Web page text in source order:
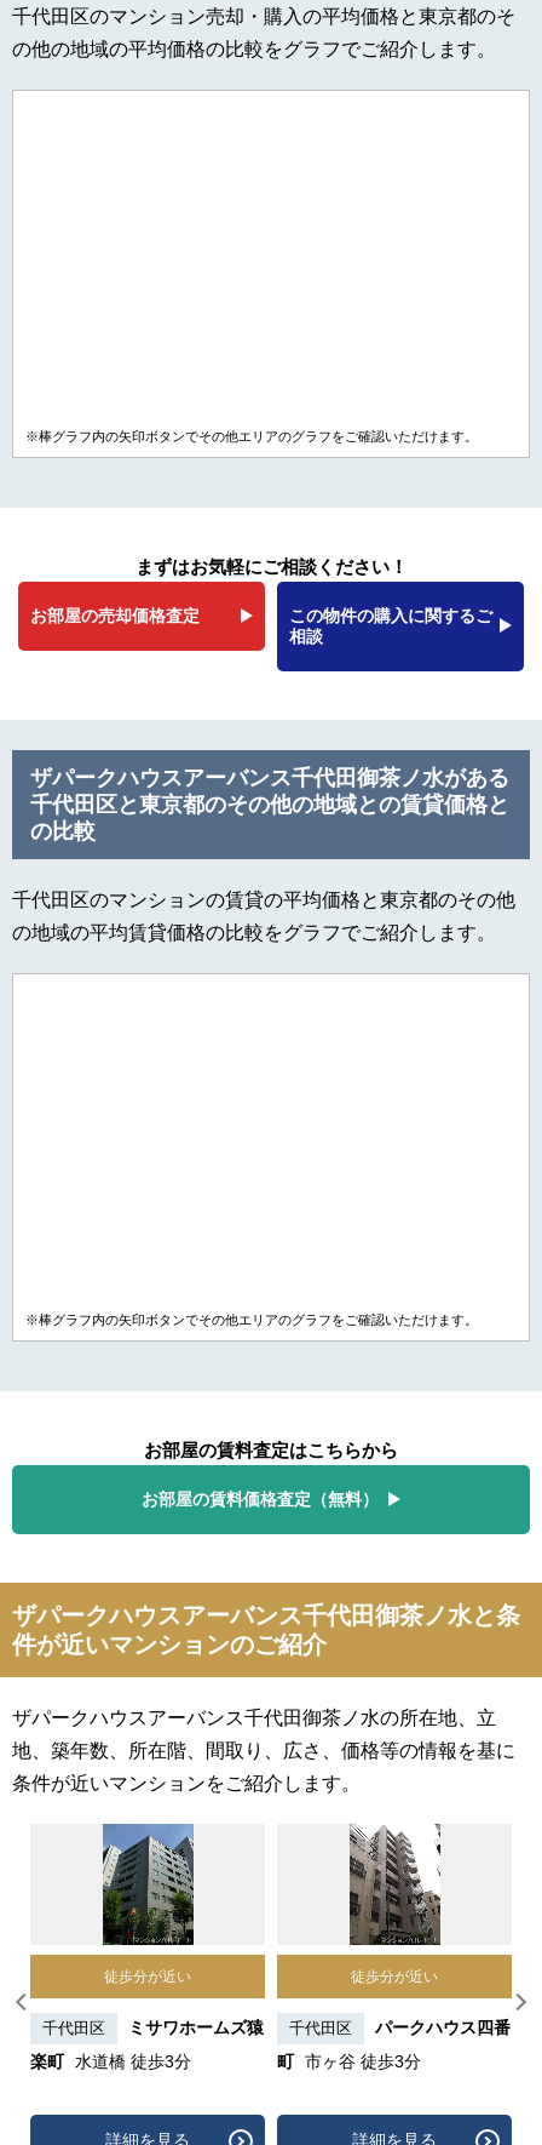
千代田区のマンション売却・購入の平均価格と東京都のそ
の他の地域の平均価格の比較をグラフでご紹介します。
※棒グラフ内の矢印ボタンでその他エリアのグラフをご確認いただけます。
まずはお気軽にご相談ください！
お部屋の売却価格査定
この物件の購入に関するご
相談
ザパークハウスアーバンス千代田御茶ノ水がある
千代田区と東京都のその他の地域との賃貸価格と
の比較
千代田区のマンションの賃貸の平均価格と東京都のその他
の地域の平均賃貸価格の比較をグラフでご紹介します。
※棒グラフ内の矢印ボタンでその他エリアのグラフをご確認いただけます。
お部屋の賃料査定はこちらから
お部屋の賃料価格査定（無料）
ザパークハウスアーバンス千代田御茶ノ水と条
件が近いマンションのご紹介
ザパークハウスアーバンス千代田御茶ノ水の所在地、立
地、築年数、所在階、間取り、広さ、価格等の情報を基に
条件が近いマンションをご紹介します。
徒歩分が近い
千代田区
ミサワホームズ猿
楽町 水道橋 徒歩3分
詳細を見る
徒歩分が近い
千代田区
パークハウス四番
町 市ヶ谷 徒歩3分
詳細を見る